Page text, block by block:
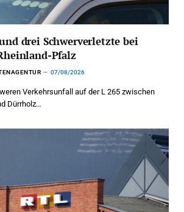
drei Schwerverletzte bei
Pfalz
07/08/2026
Verkehrsunfall auf der L 265 zwischen
Dürrholz…